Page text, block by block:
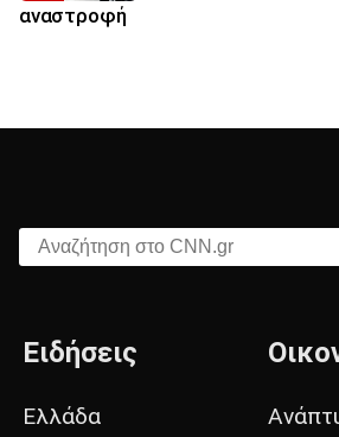
αναστροφή
Αναζήτηση στο CNN.gr
Ειδήσεις
Ελλάδα